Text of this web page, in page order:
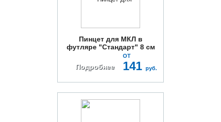
Пинцет для МКЛ в
футляре "Стандарт" 8 см
Подробнее
ОТ
141 руб.